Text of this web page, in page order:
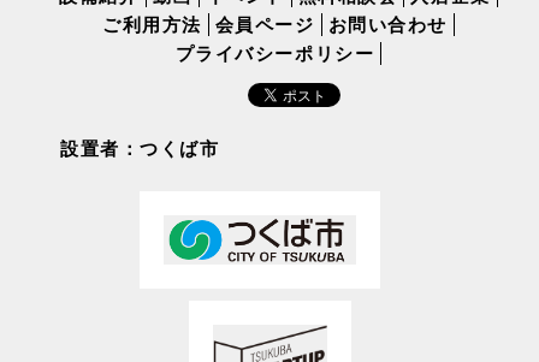
ご利用方法
会員ページ
お問い合わせ
プライバシーポリシー
設置者：つくば市